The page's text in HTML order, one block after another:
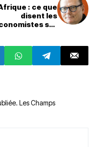
: ce que
disent les
sur
du continent
Les Champs